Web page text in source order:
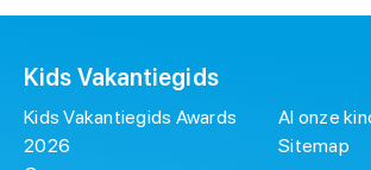
Kids Vakantiegids
Kids Vakantiegids Awards
2026
Al onze
Sitemap